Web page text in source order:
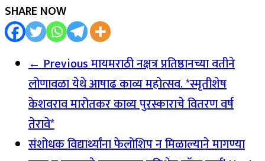
SHARE NOW
← Previousमायमराठी नक्षत्र प्रतिष्ठानच्या वतीने
लोणावळा येथे आषाढ काव्य महोत्सव. *स्मृतीशेष
केशवराव मारोतकर काव्य पुरस्काराचे वितरण वर्ष
तेरावे*
संशोधक विद्यार्थ्यांना फेलोशिप न मिळाल्याने मागण्या